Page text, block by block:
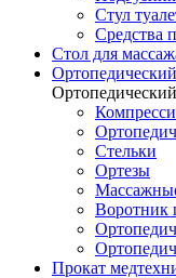
Стул
Средства
Cтол для
Стельки
Ортезы
Прокат